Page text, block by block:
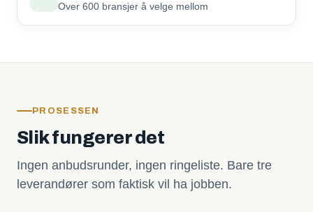
Over 600 bransjer å velge mellom
PROSESSEN
Slik fungerer det
Ingen anbudsrunder, ingen ringeliste. Bare tre
leverandører som faktisk vil ha jobben.